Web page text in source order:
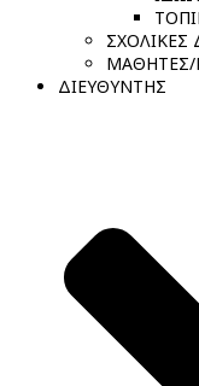
ΣΧΟΛΙΚΕΣ
ΜΑΘΗΤΕΣ/
ΔΙΕΥΘΥΝΤΗΣ